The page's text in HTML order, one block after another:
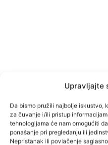
Upravljajte
Da bismo pružili najbolje iskustvo,
za čuvanje i/ili pristup
tehnologijama će nam omogućiti
ponašanje pri pregledanju ili
Nepristanak ili povlačenje